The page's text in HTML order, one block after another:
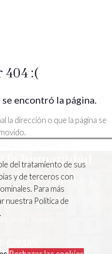
:(
encontró la página.
la dirección o que la página se
humanidad
de esta ciudad histórica.
del tratamiento de sus
y de terceros con
Para más
nuestra Política de
.